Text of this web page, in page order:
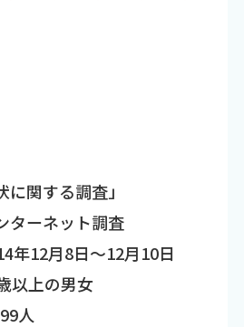
に関する調査」
ターネット調査
年12月8日～12月10日
以上の男女
人